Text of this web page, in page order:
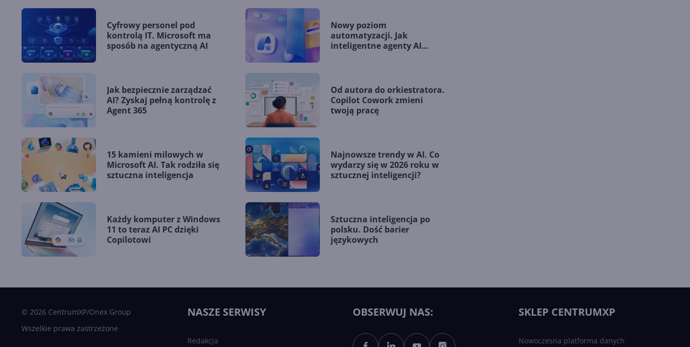
Cyfrowy personel pod
kontrolą IT. Microsoft ma
sposób na agentyczną AI
Nowy poziom
automatyzacji. Jak
inteligentne agenty AI
Jak bezpiecznie zarządzać
AI? Zyskaj pełną kontrolę z
Agent 365
Od autora do orkiestratora.
Copilot Cowork zmieni
twoją pracę
15 kamieni milowych w
Microsoft AI. Tak rodziła się
sztuczna inteligencja
Najnowsze trendy w AI. Co
wydarzy się w 2026 roku w
sztucznej inteligencji?
Każdy komputer z Windows
11 to teraz AI PC dzięki
Copilotowi
Sztuczna inteligencja po
polsku. Dość barier
językowych
© 2026 CentrumXP/Onex Group
Wszelkie prawa zastrzeżone
NASZE SERWISY
Redakcja
OBSERWUJ NAS: SKLEP CENTRUMXP
Nowoczesna platforma danych